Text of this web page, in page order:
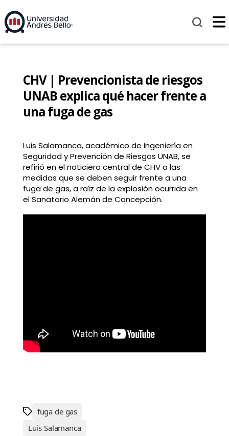
CHV | Prevencionista de riesgos
UNAB explica qué hacer frente a
una fuga de gas
Luis Salamanca, académico de Ingeniería en
Seguridad y Prevención de Riesgos UNAB, se
refirió en el noticiero central de CHV a las
medidas que se deben seguir frente a una
fuga de gas, a raíz de la explosión ocurrida en
el Sanatorio Alemán de Concepción.
fuga de gas
Luis Salamanca